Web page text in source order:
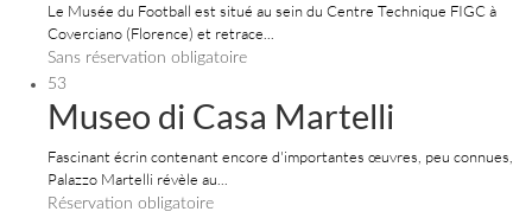
Le Musée du Football est situé au sein du Centre Technique FIGC à
Coverciano (Florence) et retrace...
Sans réservation obligatoire
53
Museo di Casa Martelli
Fascinant écrin contenant encore d'importantes œuvres, peu connues,
Palazzo Martelli révèle au...
Réservation obligatoire